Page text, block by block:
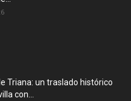
Triana: un traslado histórico
con...